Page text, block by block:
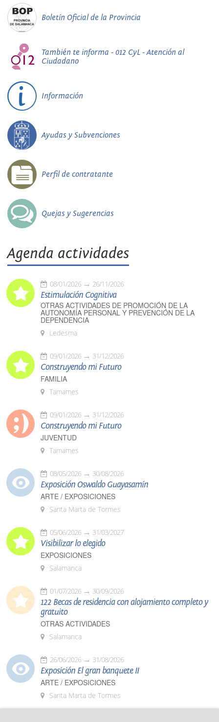
Boletín Oficial de la Provincia
También te informa - 012 CyL - Atención al
Ciudadano
Información
Ayudas y Subvenciones
Perfil de contratante
Quejas y Sugerencias
Agenda actividades
08/01/2026 26/11/2026
Estimulación Cognitiva
OTRAS ACTIVIDADES DE PROMOCIÓN DE LA
AUTONOMÍA PERSONAL Y PREVENCIÓN DE LA
DEPENDENCIA
Ledesma
09/01/2026 31/12/2026
Construyendo mi Futuro
FAMILIA
Tamames
09/01/2026 31/12/2026
Construyendo mi Futuro
JUVENTUD
Tamames
08/05/2026 30/08/2026
Exposición Oswaldo Guayasamín
ARTE / EXPOSICIONES
Santa Marta de Tormes
05/06/2026 31/03/2027
Visibilizar lo elegido
EXPOSICIONES
Salamanca
01/07/2026 30/09/2026
122 Becas de residencia con alojamiento completo y
gratuito
OTRAS ACTIVIDADES
Salamanca
26/06/2026 31/08/2026
Exposición El gran banquete II
ARTE / EXPOSICIONES
Santa Marta de Tormes